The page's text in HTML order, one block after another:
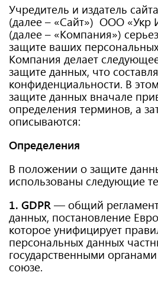
Учредитель и издатель
(далее – «Сайт») ООО
(далее – «Компания»)
защите ваших
Компания делает
защите данных, что
конфиденциальности. В
защите данных вначале
определения терминов, а
описываются:
Определения
В положении о защите
использованы следующие
1. GDPR— общий
данных, постановление
которое унифицирует
персональных данных
государственными
союзе.